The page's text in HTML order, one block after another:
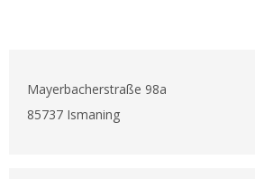
Mayerbacherstraße 98a
85737 Ismaning